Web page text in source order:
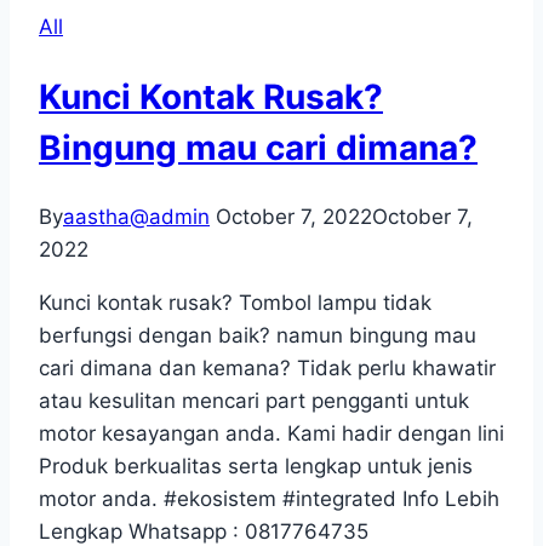
Dr.Pulley
Gates
Apresiasi
Masyarakat
All
Kunci Kontak Rusak?
Bingung mau cari dimana?
Byaastha@admin October 7, 2022October 7,
2022
Kunci kontak rusak? Tombol lampu tidak
berfungsi dengan baik? namun bingung mau
cari dimana dan kemana? Tidak perlu khawatir
atau kesulitan mencari part pengganti untuk
motor kesayangan anda. Kami hadir dengan lini
Produk berkualitas serta lengkap untuk jenis
motor anda. #ekosistem #integrated Info Lebih
Lengkap Whatsapp : 0817764735